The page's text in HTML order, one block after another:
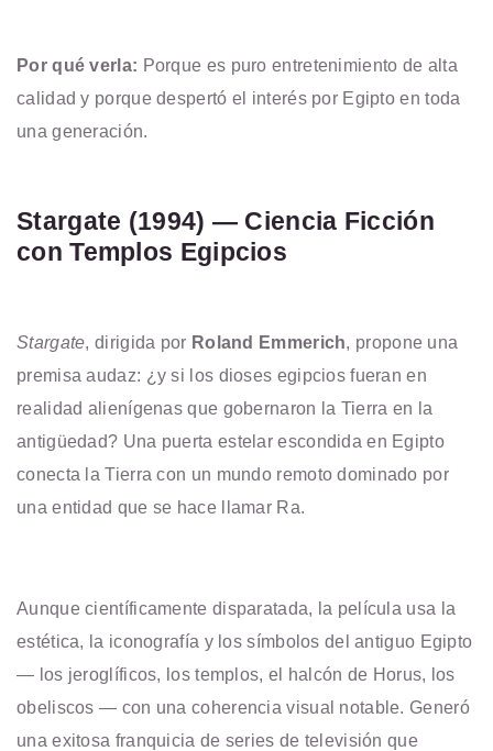
Por qué verla: Porque es puro entretenimiento de alta
calidad y porque despertó el interés por Egipto en toda
una generación.
Stargate (1994) — Ciencia Ficción
con Templos Egipcios
Stargate, dirigida por Roland Emmerich, propone una
premisa audaz: ¿y si los dioses egipcios fueran en
realidad alienígenas que gobernaron la Tierra en la
antigüedad? Una puerta estelar escondida en Egipto
conecta la Tierra con un mundo remoto dominado por
una entidad que se hace llamar Ra.
Aunque científicamente disparatada, la película usa la
estética, la iconografía y los símbolos del antiguo Egipto
— los jeroglíficos, los templos, el halcón de Horus, los
obeliscos — con una coherencia visual notable. Generó
una exitosa franquicia de series de televisión que